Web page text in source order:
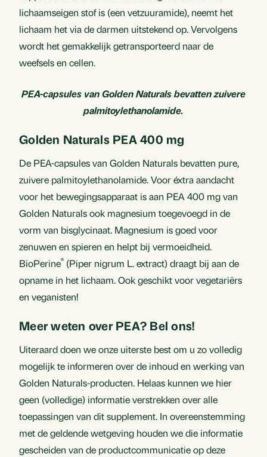
lichaamseigen stof is (een vetzuuramide), neemt het
lichaam het via de darmen uitstekend op. Vervolgens
wordt het gemakkelijk getransporteerd naar de
weefsels en cellen.
PEA-capsules van Golden Naturals bevatten zuivere
palmitoylethanolamide.
Golden Naturals PEA 400 mg
De PEA-capsules van Golden Naturals bevatten pure,
zuivere palmitoylethanolamide. Voor éxtra aandacht
voor het bewegingsapparaat is aan PEA 400 mg van
Golden Naturals ook magnesium toegevoegd in de
vorm van bisglycinaat. Magnesium is goed voor
zenuwen en spieren en helpt bij vermoeidheid.
BioPerine® (Piper nigrum L. extract) draagt bij aan de
opname in het lichaam. Ook geschikt voor vegetariërs
en veganisten!
Meer weten over PEA? Bel ons!
Uiteraard doen we onze uiterste best om u zo volledig
mogelijk te informeren over de inhoud en werking van
Golden Naturals-producten. Helaas kunnen we hier
geen (volledige) informatie verstrekken over alle
toepassingen van dit supplement. In overeenstemming
met de geldende wetgeving houden we die informatie
gescheiden van de productcommunicatie op deze